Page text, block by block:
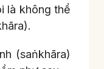
là không thể
(saṅkhāra)